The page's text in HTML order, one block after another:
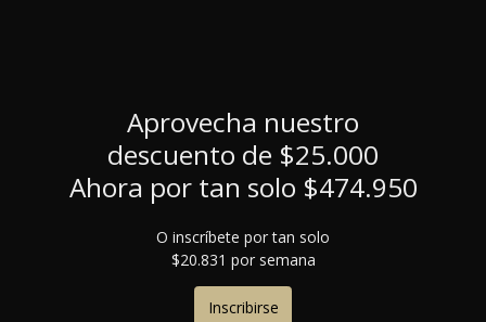
Aprovecha nuestro
descuento de $25.000
Ahora por tan solo $474.950
O inscríbete por tan solo
$20.831 por semana
Inscribirse